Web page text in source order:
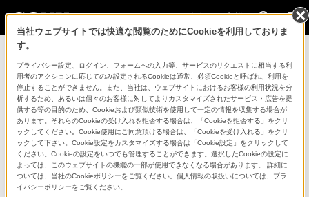
法人のお客様
コンスーマー製品に関するお問い合わせ
製品に関する重要なお知らせ
プロフェッショナル／業務用製品に関
するサポート・お問い合わせ
専用窓口のある業務用商品に関するお問い合わせ
当社ウェブサイトでは快適な閲覧のためにCookieを利用しておりま
す。
プライバシー設定、ログイン、フォームへの入力等、サービスのリクエストに相当する利
用者のアクションに応じてのみ設定されるCookieは通常、必須Cookieと呼ばれ、利用を
停止することができません。また、当社は、ウェブサイトにおけるお客様の利用状況を分
析するため、あるいは個々のお客様に対してよりカスタマイズされたサービス・広告を提
供する等の目的のため、Cookieおよび類似技術を使用して一定の情報を収集する場合が
あります。それらのCookieの受け入れを拒否する場合は、「Cookieを拒否する」をクリ
ックしてください。Cookie使用にご同意頂ける場合は、「Cookieを受け入れる」をクリ
ックして下さい。Cookie設定をカスタマイズする場合は「Cookie設定」をクリックして
ください。Cookieの設定をいつでも管理することができます。選択したCookieの設定に
よっては、このウェブサイトの機能の一部が使用できなくなる場合があります。 詳細に
ついては、当社のCookieポリシーをご覧ください。個人情報の取扱いについては、プラ
イバシーポリシーをご覧ください。